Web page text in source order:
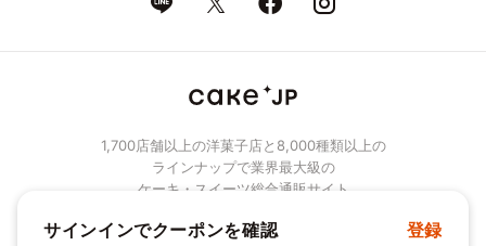
1,700店舗以上の洋菓子店と8,000種類以上の
ラインナップで業界最大級の
ケーキ・スイーツ総合通販サイト
© Cake.jp Co., Ltd.
サインインでクーポンを確認 登録